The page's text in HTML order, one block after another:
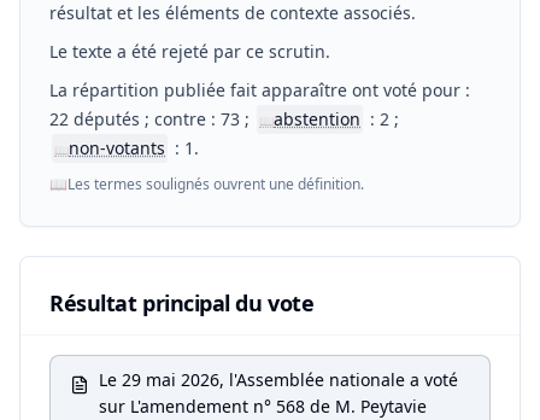
résultat et les éléments de contexte associés.
Le texte a été rejeté par ce scrutin.
La répartition publiée fait apparaître ont voté pour :
22 députés ; contre : 73 ;
📖abstention : 2 ;
📖non-votants : 1.
📖Les termes soulignés ouvrent une définition.
Résultat principal du vote
Le 29 mai 2026, l'Assemblée nationale a voté
sur L'amendement n° 568 de M. Peytavie